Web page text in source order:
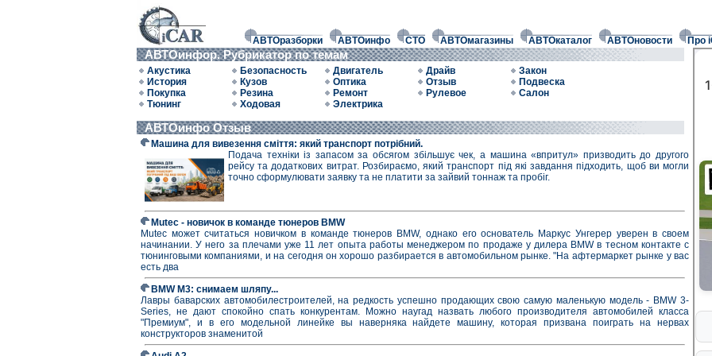
АВТОразборки АВТОинфо СТО АВТОмагазины АВТОкаталог АВТОновости Про
АВТОинфор. Рубрикатор по темам
Акустика Безопасность Двигатель Драйв
Закон
История
Кузов Оптика Отзыв
Подвеска
Покупка
Резина Ремонт Рулевое
Салон
Тюнинг
Ходовая Электрика
АВТОинфо Отзыв
Машина для вивезення сміття: який транспорт потрібний.
Подача техніки із запасом за обсягом збільшує чек, а машина «впритул» призводить до другого
рейсу та додаткових витрат. Розбираємо, який транспорт під які завдання підходить, щоб ви могли
точно сформулювати заявку та не платити за зайвий тоннаж та пробіг.
Mutec - новичок в команде тюнеров BMW
Mutec может считаться новичком в команде тюнеров BMW, однако его основатель Маркус Унгерер уверен в своем
начинании. У него за плечами уже 11 лет опыта работы менеджером по продаже у дилера BMW в тесном контакте с
тюнинговыми компаниями, и на сегодня он хорошо разбирается в автомобильном рынке. "На афтермаркет рынке у вас
есть два
BMW М3: снимаем шляпу...
Лавры баварских автомобилестроителей, на редкость успешно продающих свою самую маленькую модель - BMW 3-
Series, не дают спокойно спать конкурентам. Можно наугад назвать любого производителя автомобилей класса
"Премиум", и в его модельной линейке вы наверняка найдете машину, которая призвана поиграть на нервах
конструкторов знаменитой